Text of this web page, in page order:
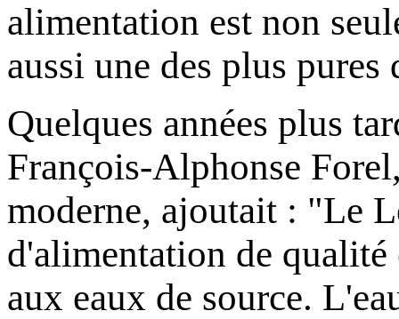
alimentation est non
aussi une des plus
Quelques années plus
François-Alphonse
moderne, ajoutait : "Le
d'alimentation de qualité
aux eaux de source.